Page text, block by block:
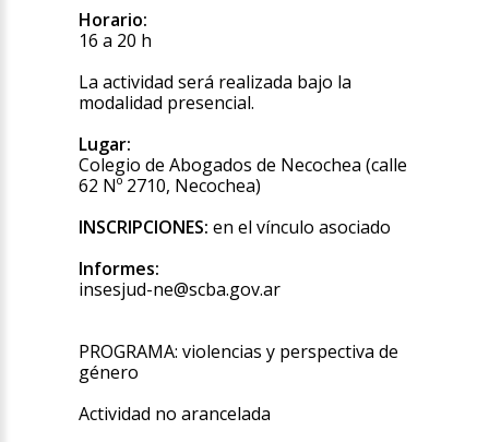
Horario:
16 a 20 h
La actividad será realizada bajo la
modalidad presencial.
Lugar:
Colegio de Abogados de Necochea (calle
62 Nº 2710, Necochea)
INSCRIPCIONES:en el vínculo asociado
Informes:
insesjud-ne@scba.gov.ar
PROGRAMA: violencias y perspectiva de
género
Actividad no arancelada